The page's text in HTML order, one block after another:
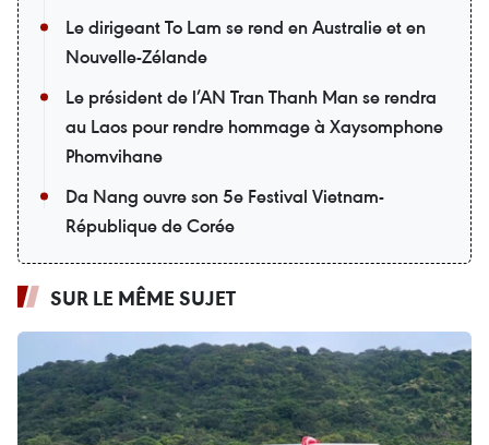
Le dirigeant To Lam se rend en Australie et en
Nouvelle-Zélande
Le président de l’AN Tran Thanh Man se rendra
au Laos pour rendre hommage à Xaysomphone
Phomvihane
Da Nang ouvre son 5e Festival Vietnam-
République de Corée
SUR LE MÊME SUJET